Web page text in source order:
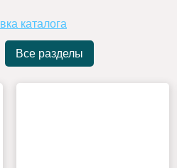
каталога
Все разделы